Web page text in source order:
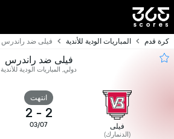
كرة قدم المباريات الودية للأندية فيلى ضد راندرس
فيلى ضد راندرس
دولي, المباريات الودية للأندية
فيلى
(الدنمارك)
انتهت
2
-
2
03/07